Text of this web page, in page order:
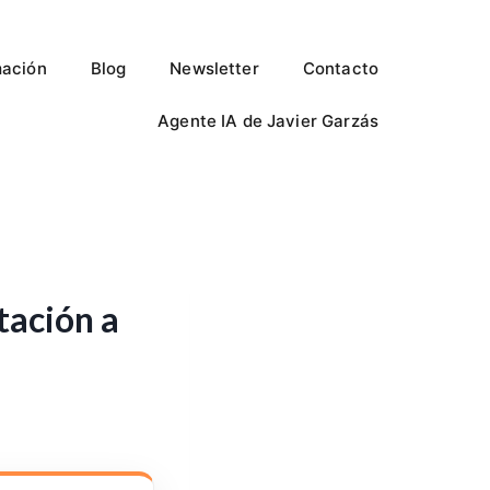
Blog Newsletter Contacto
Agente IA de Javier Garzás
a